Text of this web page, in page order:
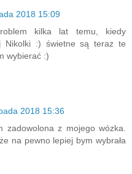
2018 15:09
kilka lat temu, kiedy
Nikolki :) świetne są teraz te
wybierać :)
2018 15:36
zadowolona z mojego wózka.
na pewno lepiej bym wybrała